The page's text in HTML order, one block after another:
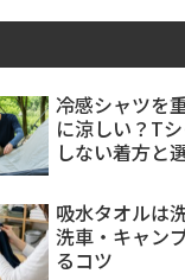
冷感シャツを
に涼しい？T
しない着方と
吸水タオルは
洗車・キャン
るコツ